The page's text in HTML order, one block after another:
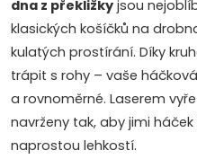
dna z překližky jsou
klasických košíčků na
kulatých prostírání. Díky
trápit s rohy – vaše
a rovnoměrné. Laserem
navrženy tak, aby jimi
naprostou lehkostí.